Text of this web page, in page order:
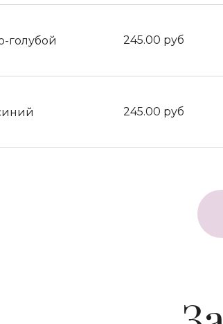
голубой 245.00 руб
245.00 руб